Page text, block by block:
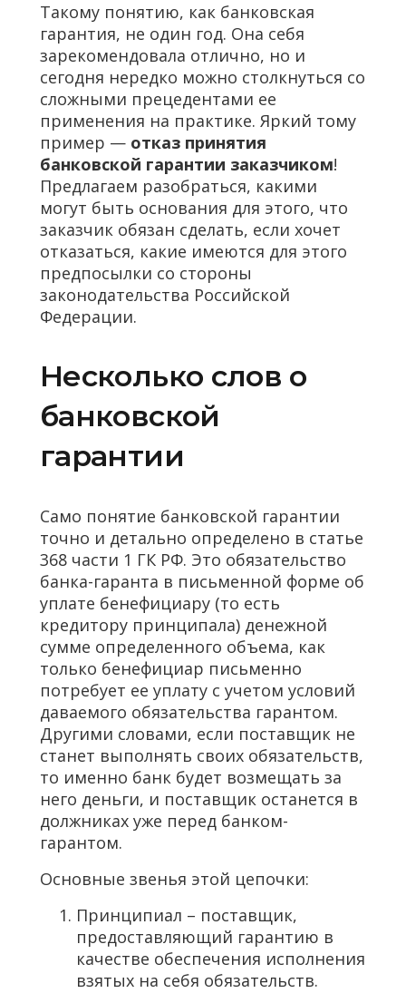
Такому понятию, как банковская
гарантия, не один год. Она себя
зарекомендовала отлично, но и
сегодня нередко можно столкнуться со
сложными прецедентами ее
применения на практике. Яркий тому
пример — отказ принятия
банковской гарантии заказчиком!
Предлагаем разобраться, какими
могут быть основания для этого, что
заказчик обязан сделать, если хочет
отказаться, какие имеются для этого
предпосылки со стороны
законодательства Российской
Федерации.
Несколько слов о
банковской
гарантии
Само понятие банковской гарантии
точно и детально определено в статье
368 части 1 ГК РФ. Это обязательство
банка-гаранта в письменной форме об
уплате бенефициару (то есть
кредитору принципала) денежной
сумме определенного объема, как
только бенефициар письменно
потребует ее уплату с учетом условий
даваемого обязательства гарантом.
Другими словами, если поставщик не
станет выполнять своих обязательств,
то именно банк будет возмещать за
него деньги, и поставщик останется в
должниках уже перед банком-
гарантом.
Основные звенья этой цепочки:
Принципиал – поставщик,
предоставляющий гарантию в
качестве обеспечения исполнения
взятых на себя обязательств.